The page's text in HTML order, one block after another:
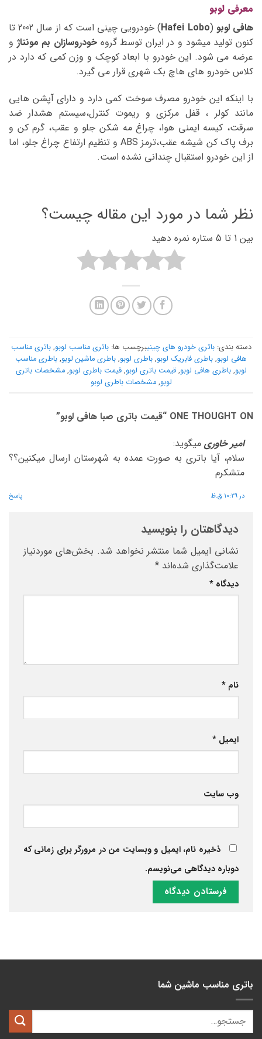
معرفی لوبو
هافی لوبو (
Hafei Lobo
) خودرویی چینی است که از سال 2002 تا
کنون تولید میشود و در ایران توسط گروهخودروسازان بم مونتاژ و
عرضه می شود. این خودرو با ابعاد کوچک و وزن کمی که دارد در
کلاس خودرو های هاچ بک شهری قرار می گیرد.
با اینکه این خودرو مصرف سوخت کمی دارد و دارای آپشن هایی
مانند کولر ، قفل مرکزی و ریموت کنترل،سیستم هشدار ضد
سرقت، کیسه ایمنی هوا، چراغ مه شکن جلو و عقب، گرم کن و
برف پاک کن شیشه عقب،ترمز ABS و تنظیم ارتفاع چراغ جلو، اما
از این خودرو استقبال چندانی نشده است.
نظر شما در مورد این مقاله چیست؟
بین 1 تا 5 ستاره نمره دهید
دسته بندی:باتری خودرو های چینیبرچسب ها:باتری مناسب لوبو,باتری مناسب
هافی لوبو, باطری فابریک لوبو, باطری لوبو, باطری ماشین لوبو, باطری مناسب
لوبو,باطری هافی لوبو,قیمت باتری لوبو,قیمت باطری لوبو,مشخصات باتری
لوبو,مشخصات باطری لوبو
ONE THOUGHT ON “ قیمت باتری صبا هافی لوبو”
امیر خاوری میگوید:
سلام، آیا باتری به صورت عمده به شهرستان ارسال میکنین؟؟
متشکرم
در 10:29 ق.ظ پاسخ
دیدگاهتان را بنویسید
نشانی ایمیل شما منتشر نخواهد شد. بخش‌های موردنیاز
علامت‌گذاری شده‌اند *
دیدگاه *
نام *
ایمیل *
وب‌ سایت
ذخیره نام، ایمیل و وبسایت من در مرورگر برای زمانی که
دوباره دیدگاهی می‌نویسم.
باتری مناسب ماشین شما